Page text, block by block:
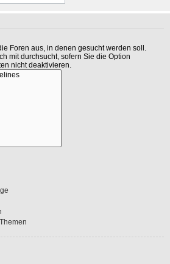
Foren aus, in denen gesucht werden soll.
mit durchsucht, sofern Sie die Option
nicht deaktivieren.